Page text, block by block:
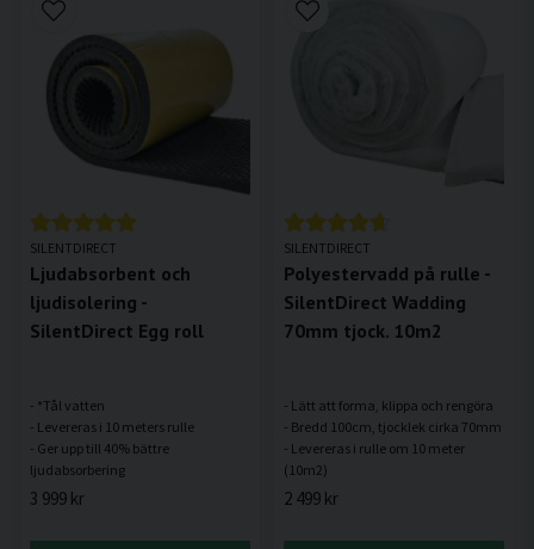
SILENTDIRECT
Ljudabsorbent och
ljudisolering -
SilentDirect Egg roll
- *Tål vatten
- Levereras i 10 meters rulle
- Ger upp till 40% bättre
3 999 kr
SILENTDIRECT
Polyestervadd på rulle -
SilentDirect Wadding
70mm tjock. 10m2
- Lätt att forma, klippa och rengöra
- Bredd 100cm, tjocklek cirka 70mm
- Levereras i rulle om 10 meter
2 499 kr